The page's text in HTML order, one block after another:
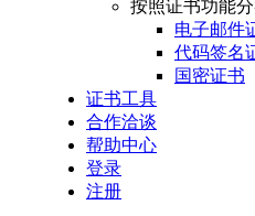
按照证书功能
电子邮件
代码签名
国密证书
证书工具
合作洽谈
帮助中心
登录
注册